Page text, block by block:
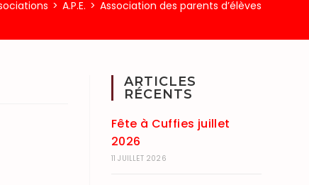
> A.P.E. > Association des parents d’élèves
ARTICLES
RÉCENTS
Fête à Cuffies juillet
2026
11 JUILLET 2026